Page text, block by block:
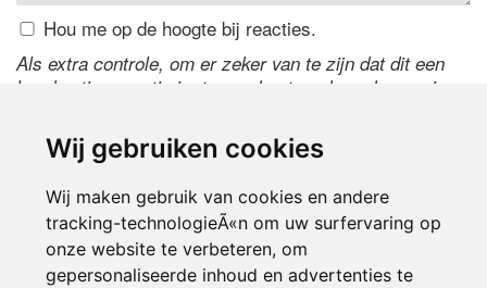
Wij gebruiken cookies
Wij maken gebruik van cookies en andere
tracking-technologieÃ«n om uw surfervaring op
onze website te verbeteren, om
gepersonaliseerde inhoud en advertenties te
Hou me op de hoogte bij reacties.
Als extra controle, om er zeker van te zijn dat dit een
handmatige reactie is, typ onderstaande code over in
de code te wijzigen.